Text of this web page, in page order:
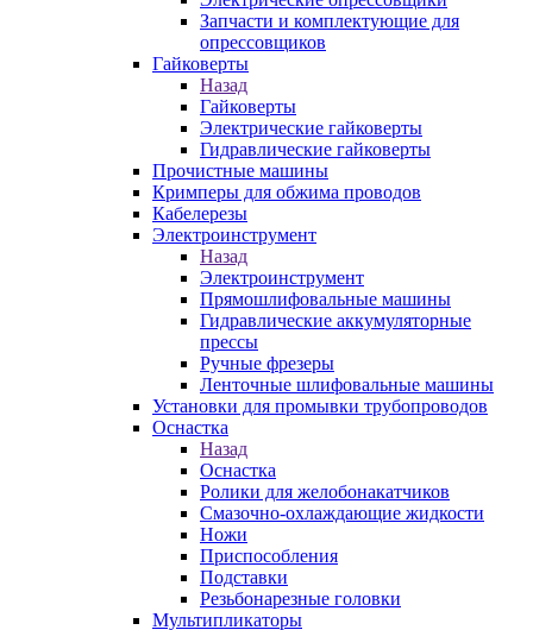
Запчасти и комплектующие для
опрессовщиков
Гайковерты
Назад
Гайковерты
Электрические гайковерты
Гидравлические гайковерты
Прочистные машины
Кримперы для обжима проводов
Кабелерезы
Электроинструмент
Назад
Электроинструмент
Прямошлифовальные машины
Гидравлические аккумуляторные
прессы
Ручные фрезеры
Ленточные шлифовальные машины
Установки для промывки трубопроводов
Оснастка
Назад
Оснастка
Ролики для желобонакатчиков
Смазочно-охлаждающие жидкости
Ножи
Приспособления
Подставки
Резьбонарезные головки
Мультипликаторы